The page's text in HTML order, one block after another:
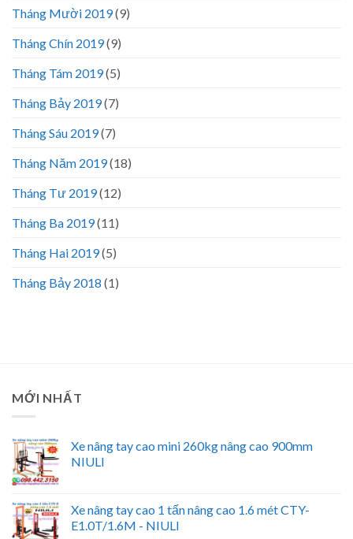
Tháng Mười 2019(9)
Tháng Chín 2019(9)
Tháng Tám 2019(5)
Tháng Bảy 2019(7)
Tháng Sáu 2019(7)
Tháng Năm 2019(18)
Tháng Tư 2019(12)
Tháng Ba 2019(11)
Tháng Hai 2019(5)
Tháng Bảy 2018 (1)
MỚI NHẤT
Xe nâng tay cao mini 260kg nâng cao 900mm
NIULI
Xe nâng tay cao 1 tấn nâng cao 1.6 mét CTY-
E1.0T/1.6M - NIULI